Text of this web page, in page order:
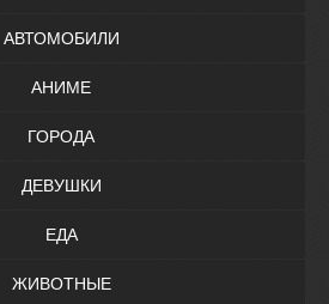
АВТОМОБИЛИ
АНИМЕ
ГОРОДА
ДЕВУШКИ
ЕДА
ЖИВОТНЫЕ